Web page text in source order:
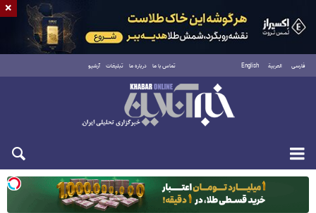
فارسی العربية English تماس با ما درباره ما تبلیغات آرشیو
یکشنبه ۱۸ مرداد ۱۴۰۵
×